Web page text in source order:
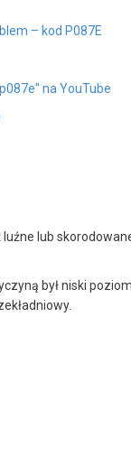
– kod P087E
na YouTube
lub
był niski